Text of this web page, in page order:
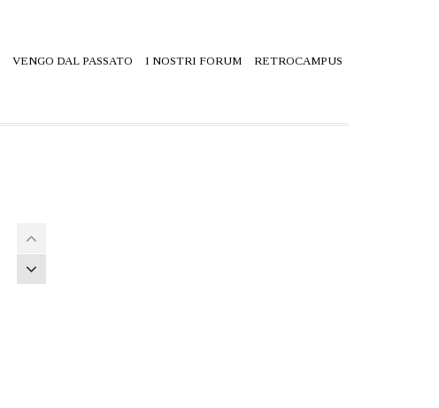
VENGO DAL PASSATO I NOSTRI FORUM RETROCAMPUS